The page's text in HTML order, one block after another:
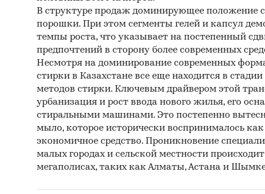
В структуре продаж доминирующее положение
порошки. При этом сегменты гелей и капсул
темпы роста, что указывает на постепенный
предпочтений в сторону более современных
Несмотря на доминирование современных
стирки в Казахстане все еще находится в
методов стирки. Ключевым драйвером этой
урбанизация и рост ввода нового жилья, его
стиральными машинами. Это постепенно
мыло, которое исторически воспринималось как
экономичное средство. Проникновение
малых городах и сельской местности
мегаполисах, таких как Алматы, Астана и